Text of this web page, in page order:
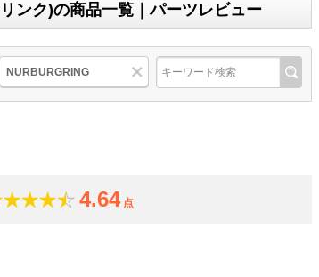
ンク)の商品一覧｜パーツレビュー
NURBURGRING
4.64点